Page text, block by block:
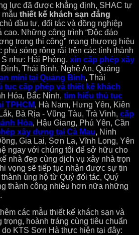
lực đã được khẳng định, SHAC tự
thiết kế khách sạn đẳng
đầu tư, đối tác và đồng nghiệp
cao. Những công trình “Độc đáo
trong thi công” mang thương hiệu
sóng rộng rãi trên các tỉnh thành
như: Hải Phòng, xin cấp phép xây
Định, Thái Bình, Nghệ An, Quảng
mini tại Quảng Bình, Thái
tục cấp phép và thiết kế khách
Hóa, Bắc Ninh, tìm hiểu thủ tục
TPHCM, Hà Nam, Hưng Yên, Kiên
Bà Rịa - Vũng Tàu, Trà Vinh, cấp
Hòa, Hậu Giang, Phú Yên, Cần
xây dựng tại Cà Mau, Ninh
Gia Lai, Sơn La, Vĩnh Long, Yên
ngay với chúng tôi để sở hữu cho
nhà đẹp cùng dịch vụ xây nhà trọn
vọng sẽ tiếp tục nhận được sự tin
ủng hộ từ Quý đối tác, Quý
thành công nhiều hơn nữa những
các mẫu thiết kế khách sạn và
trọng, hoành tráng cùng tiêu chuẩn
KTS Sơn Hà thực hiện tại đây: